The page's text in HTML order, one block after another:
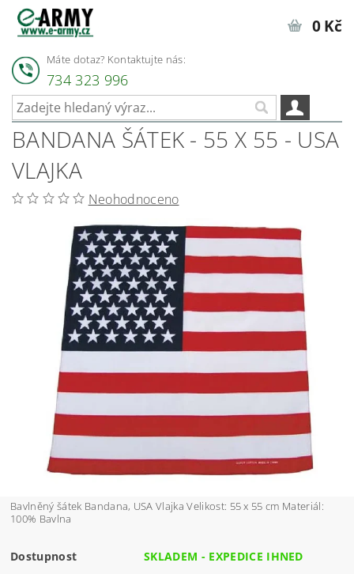
Máte dotaz? Kontaktujte nás:
734 323 996
0 Kč
BANDANA ŠÁTEK - 55 X 55 - USA
VLAJKA
Neohodnoceno
Bavlněný šátek Bandana, USA Vlajka Velikost: 55 x 55 cm Materiál:
100% Bavlna
Dostupnost SKLADEM - EXPEDICE IHNED